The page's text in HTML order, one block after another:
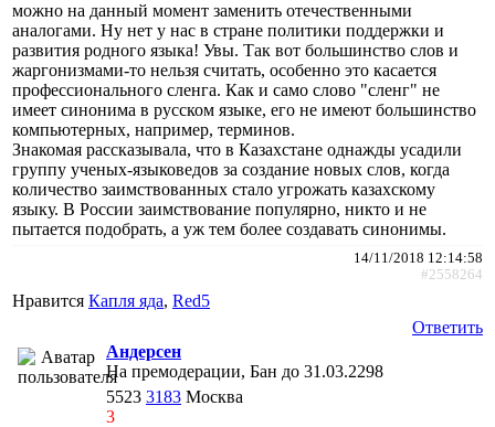
можно на данный момент заменить отечественными
аналогами. Ну нет у нас в стране политики поддержки и
развития родного языка! Увы. Так вот большинство слов и
жаргонизмами-то нельзя считать, особенно это касается
профессионального сленга. Как и само слово "сленг" не
имеет синонима в русском языке, его не имеют большинство
компьютерных, например, терминов.
Знакомая рассказывала, что в Казахстане однажды усадили
группу ученых-языковедов за создание новых слов, когда
количество заимствованных стало угрожать казахскому
языку. В России заимствование популярно, никто и не
пытается подобрать, а уж тем более создавать синонимы.
14/11/2018 12:14:58
#2558264
Нравится Капля яда, Red5
Ответить
Андерсен
На премодерации, Бан до 31.03.2298
5523 3183 Москва
3